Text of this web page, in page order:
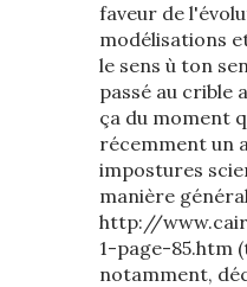
faveur de
modélisations
le sens ù ton
passé au crible
ça du moment
récemment un
impostures
manière
http://
1-page-85.htm
notamment,